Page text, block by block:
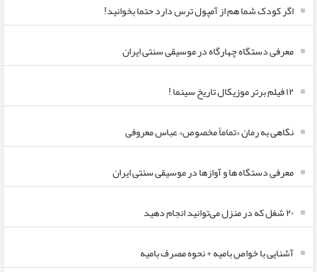
اگر کودک شما هم از آمپول ترس دارد حتما بخوانید!
معرفی دستگاه چهارگاه در موسیقی سنتی ایران
۱۲ فیلم برتر موزیکال تاریخ سینما !
نگاهی به رمان «تماماً مخصوص» عباس معروفی
معرفی دستگاه ها و آوازها در موسیقی سنتی ایران
۲۰ شغل که در منزل می‌توانید انجام دهید
آشنایی با خواص بامیه + نحوه مصرف بامیه